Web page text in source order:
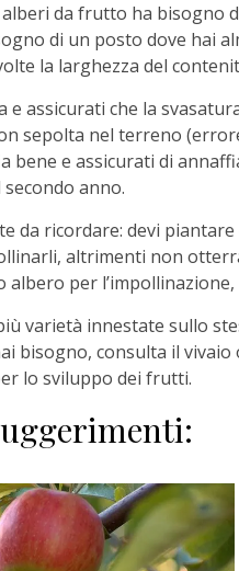
da frutto ha bisogno
di un posto dove hai
la larghezza del
e assicurati che la
sepolta nel terreno
bene e assicurati di
anno.
da ricordare: devi
altrimenti non
albero per
varietà innestate sullo
bisogno, consulta il
lo sviluppo dei frutti.